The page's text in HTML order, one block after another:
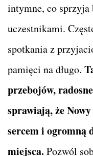
intymne, co
uczestnikami.
spotkania z
pamięci na długo.
przebojów,
sprawiają, że
sercem i ogromną
miejsca. Pozwól